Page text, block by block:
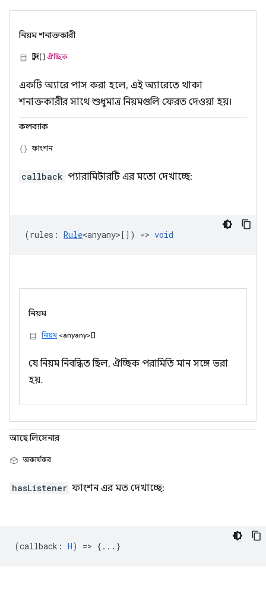
নিয়ম শনাক্তকারী
স্ট্রিং[] ঐচ্ছিক
একটি অ্যারে পাস করা হলে, এই অ্যারেতে থাকা
শনাক্তকারীর সাথে শুধুমাত্র নিয়মগুলি ফেরত দেওয়া হয়।
কলব্যাক
ফাংশন
callback প্যারামিটারটি এর মতো দেখাচ্ছে:
(rules : Rule<anyany> []) => void
নিয়ম
নিয়ম<anyany>[]
যে নিয়ম নিবন্ধিত ছিল, ঐচ্ছিক পরামিতি মান সঙ্গে ভরা
হয়.
আছে লিসেনার
অকার্যকর
hasListener ফাংশন এর মত দেখাচ্ছে:
(callback : H) => {...}